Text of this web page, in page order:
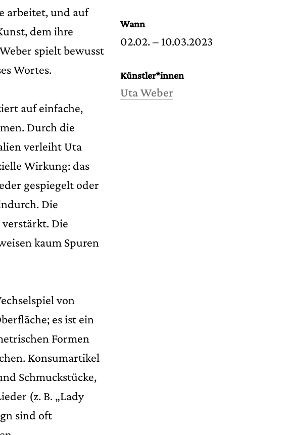
arbeitet, und auf
dem ihre
spielt bewusst
Wortes.
auf einfache,
Durch die
verleiht Uta
Wirkung: das
gespiegelt oder
Die
Die
kaum Spuren
von
es ist ein
Formen
Konsumartikel
Schmuckstücke,
(z. B. „Lady
sind oft
Wann
02.02. – 10.03.2023
Künstler*innen
Uta Weber